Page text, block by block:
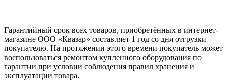
Гарантийный срок всех товаров, приобретённых в интернет-
магазине ООО «Квазар» составляет 1 год со дня отгрузки
покупателю. На протяжении этого времени покупатель может
воспользоваться ремонтом купленного оборудования по
гарантии при условии соблюдения правил хранения и
эксплуатации товара.